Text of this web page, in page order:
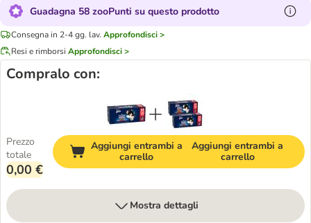
Guadagna 58 zooPunti su questo prodotto
Consegna in 2-4 gg. lav. Approfondisci >
Resi e rimborsi Approfondisci >
Compralo con:
Prezzo
totale
0,00 €
Aggiungi entrambi a
carrello
Aggiungi entrambi a
carrello
Mostra dettagli